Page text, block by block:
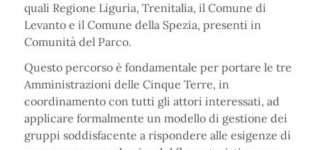
quali Regione Liguria, Trenitalia, il Comune di
Levanto e il Comune della Spezia, presenti in
Comunità del Parco.
Questo percorso è fondamentale per portare le tre
Amministrazioni delle Cinque Terre, in
coordinamento con tutti gli attori interessati, ad
applicare formalmente un modello di gestione dei
gruppi soddisfacente a rispondere alle esigenze di